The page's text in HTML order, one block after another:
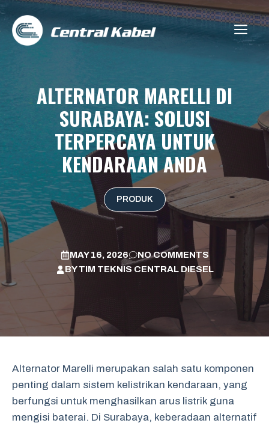
Skip
content
ALTERNATOR MARELLI DI
SURABAYA: SOLUSI
TERPERCAYA UNTUK
KENDARAAN ANDA
PRODUK
MAY 16, 2026
NO COMMENTS
BYTIM TEKNIS CENTRAL DIESEL
Alternator Marelli merupakan salah satu komponen
penting dalam sistem kelistrikan kendaraan, yang
berfungsi untuk menghasilkan arus listrik guna
mengisi baterai. Di Surabaya, keberadaan alternatif